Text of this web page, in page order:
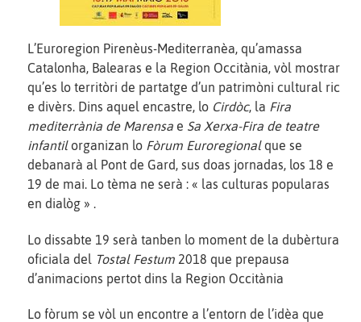
L’Euroregion Pirenèus-Mediterranèa, qu’amassa
Catalonha, Balearas e la Region Occitània, vòl mostrar
qu’es lo territòri de partatge d’un patrimòni cultural ric
e divèrs. Dins aquel encastre, lo Cirdòc, la Fira
mediterrània de Marensa e Sa Xerxa-Fira de teatre
infantilorganizan lo Fòrum Euroregionalque se
debanarà al Pont de Gard, sus doas jornadas, los 18 e
19 de mai. Lo tèma ne serà : « las culturas popularas
en dialòg » .
Lo dissabte 19 serà tanben lo moment de la dubèrtura
oficiala del
Tostal Festum 2018 que prepausa
d’animacions pertot dins la Region Occitània
Lo fòrum se vòl un encontre a l’entorn de l’idèa que